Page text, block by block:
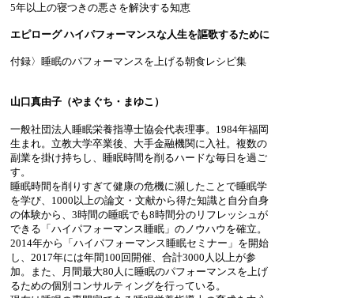
5年以上の寝つきの悪さを解決する知恵
エピローグ ハイパフォーマンスな人生を謳歌するために
付録〉睡眠のパフォーマンスを上げる朝食レシピ集
山口真由子（やまぐち・まゆこ）
一般社団法人睡眠栄養指導士協会代表理事。1984年福岡
生まれ。立教大学卒業後、大手金融機関に入社。複数の
副業を掛け持ちし、睡眠時間を削るハードな毎日を過ご
す。
睡眠時間を削りすぎて健康の危機に瀕したことで睡眠学
を学び、1000以上の論文・文献から得た知識と自分自身
の体験から、3時間の睡眠でも8時間分のリフレッシュが
できる「ハイパフォーマンス睡眠」のノウハウを確立。
2014年から「ハイパフォーマンス睡眠セミナー」を開始
し、2017年には年間100回開催、合計3000人以上が参
加。また、月間最大80人に睡眠のパフォーマンスを上げ
るための個別コンサルティングを行っている。